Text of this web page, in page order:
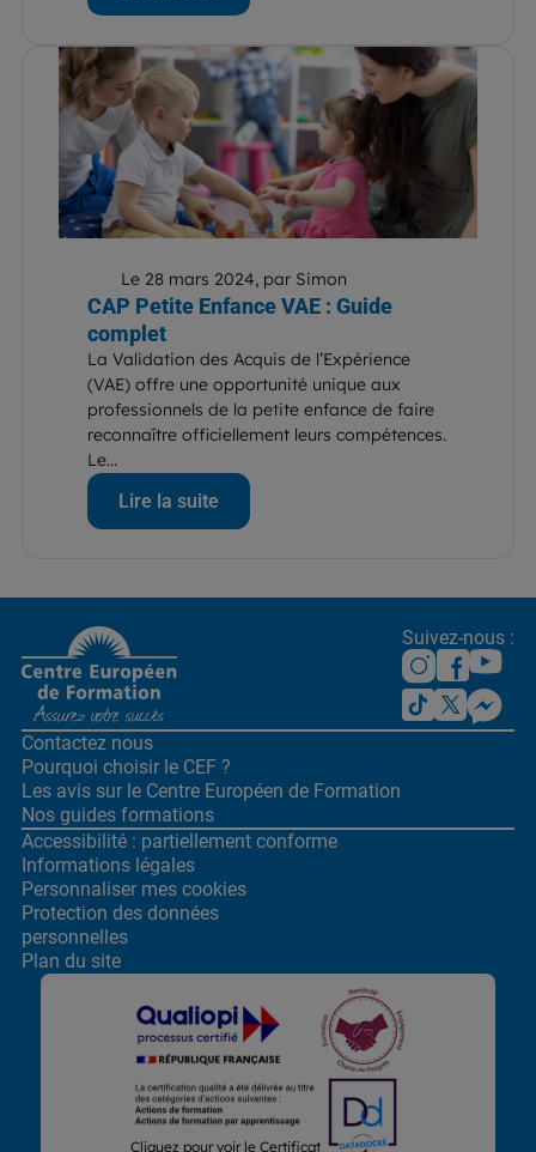
Le 28 mars 2024, par Simon
CAP Petite Enfance VAE : Guide
complet
La Validation des Acquis de l’Expérience
(VAE) offre une opportunité unique aux
professionnels de la petite enfance de faire
reconnaître officiellement leurs compétences.
Le...
Lire la suite
Suivez-nous :
Cliquez pour voir le Certificat
Contactez nous
Pourquoi choisir le CEF ?
Les avis sur le Centre Européen de Formation
Nos guides formations
Accessibilité : partiellement conforme
Informations légales
Personnaliser mes cookies
Protection des données
personnelles
Plan du site
Lors de la navigation sur notre site, nous recueillons et traitons